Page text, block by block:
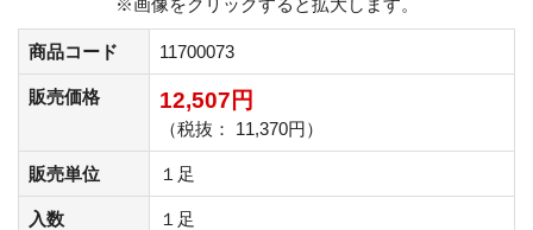
商品コード 11700073
販売価格 12,507円
（税抜： 11,370円）
販売単位 １足
入数 １足